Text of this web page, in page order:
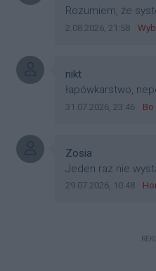
dyskryminację.
Treść komentarza:
Rozumiem, że
przetestowany.
przejazdów dadzą
teraz młode ludzie
Data dodania
2.08.2026, 21:58
Autor komentarza:
nikt
Treść komentarza:
łapówkarstwo,
norma w pge
zagorzali pisowcy
Data dodania
31.07.2026, 23:46 Bo prąd
Autor komentarza:
Zosia
Treść komentarza:
Jeden raz nie
Data dodania
29.07.2026, 10:48 Horror w